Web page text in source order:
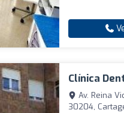
Clínica
Av. Reina
30204,